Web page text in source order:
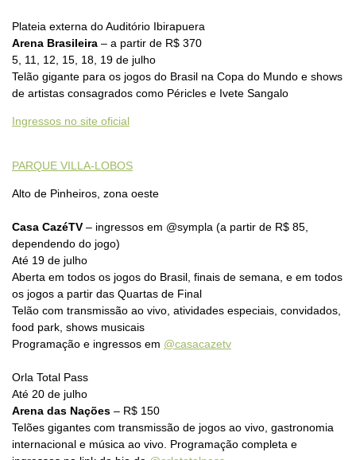
Plateia externa do Auditório Ibirapuera
Arena Brasileira – a partir de R$ 370
5, 11, 12, 15, 18, 19 de julho
Telão gigante para os jogos do Brasil na Copa do Mundo e shows
de artistas consagrados como Péricles e Ivete Sangalo
Ingressos no site oficial
PARQUE VILLA-LOBOS
Alto de Pinheiros, zona oeste
Casa CazéTV – ingressos em @sympla (a partir de R$ 85,
dependendo do jogo)
Até 19 de julho
Aberta em todos os jogos do Brasil, finais de semana, e em todos
os jogos a partir das Quartas de Final
Telão com transmissão ao vivo, atividades especiais, convidados,
food park, shows musicais
Programação e ingressos em @casacazetv
Orla Total Pass
Até 20 de julho
Arena das Nações – R$ 150
Telões gigantes com transmissão de jogos ao vivo, gastronomia
internacional e música ao vivo. Programação completa e